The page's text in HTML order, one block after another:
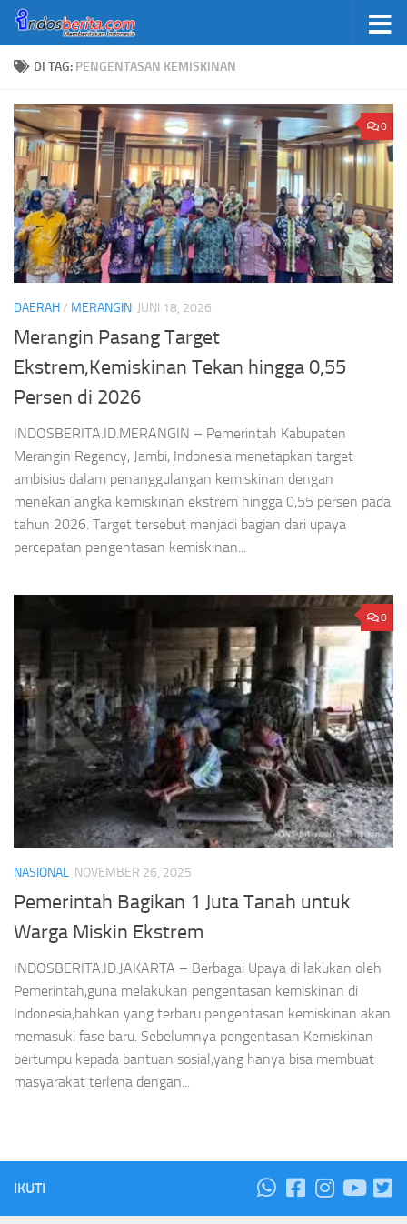
Skip to content
DI TAG: PENGENTASAN KEMISKINAN
0
DAERAH/ MERANGIN JUNI 18, 2026
Merangin Pasang Target
Ekstrem,Kemiskinan Tekan hingga 0,55
Persen di 2026
INDOSBERITA.ID.MERANGIN – Pemerintah Kabupaten
Merangin Regency, Jambi, Indonesia menetapkan target
ambisius dalam penanggulangan kemiskinan dengan
menekan angka kemiskinan ekstrem hingga 0,55 persen pada
tahun 2026. Target tersebut menjadi bagian dari upaya
percepatan pengentasan kemiskinan...
0
NASIONAL NOVEMBER 26, 2025
Pemerintah Bagikan 1 Juta Tanah untuk
Warga Miskin Ekstrem
INDOSBERITA.ID.JAKARTA – Berbagai Upaya di lakukan oleh
Pemerintah,guna melakukan pengentasan kemiskinan di
Indonesia,bahkan yang terbaru pengentasan kemiskinan akan
memasuki fase baru. Sebelumnya pengentasan Kemiskinan
bertumpu kepada bantuan sosial,yang hanya bisa membuat
masyarakat terlena dengan...
IKUTI